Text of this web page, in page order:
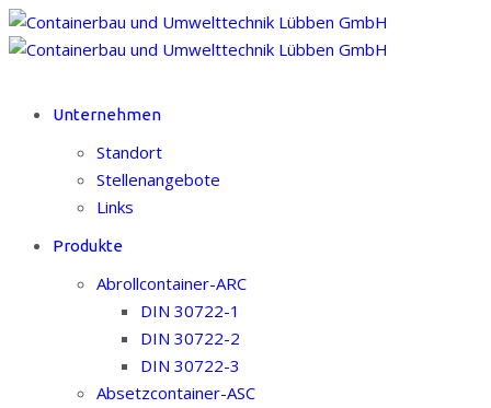
Unternehmen
Standort
Stellenangebote
Links
Produkte
Abrollcontainer-ARC
DIN 30722-1
DIN 30722-2
DIN 30722-3
Absetzcontainer-ASC